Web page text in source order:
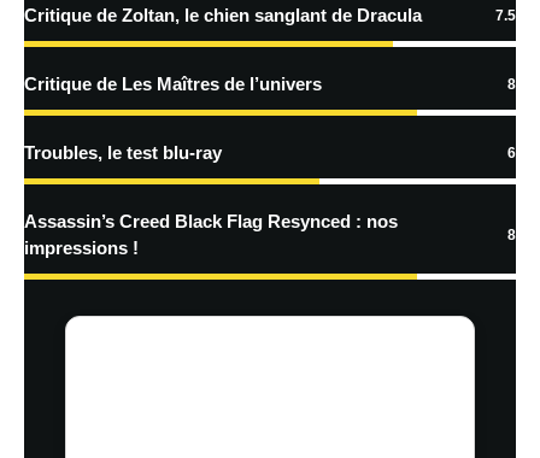
traitées
Critique de Zoltan, le chien sanglant de Dracula 7.5
Critique de Les Maîtres de l’univers 8
Troubles, le test blu-ray 6
Assassin’s Creed Black Flag Resynced : nos
impressions !
8